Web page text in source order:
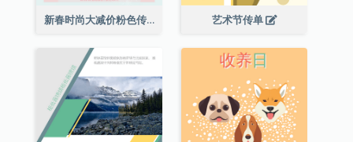
新春时尚大减价粉色传单 艺术节传单